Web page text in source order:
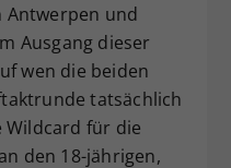
Antwerpen und
Ausgang dieser
wen die beiden
tatsächlich
für die
den 18-jährigen,